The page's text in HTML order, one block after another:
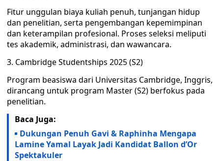
Fitur unggulan biaya kuliah penuh, tunjangan hidup
dan penelitian, serta pengembangan kepemimpinan
dan keterampilan profesional. Proses seleksi meliputi
tes akademik, administrasi, dan wawancara.
3. Cambridge Studentships 2025 (S2)
Program beasiswa dari Universitas Cambridge, Inggris,
dirancang untuk program Master (S2) berfokus pada
penelitian.
Baca Juga:
Dukungan Penuh Gavi & Raphinha Mengapa
Lamine Yamal Layak Jadi Kandidat Ballon d’Or
Spektakuler